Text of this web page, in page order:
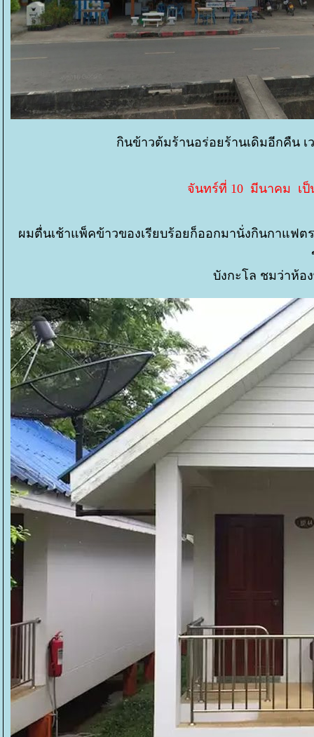
กินข้าวต้มร้านอร่อยร้านเดิมอีกคืน เ
จันทร์ที่ 10 มีนาคม เป็
ผมตื่นเช้าแพ็คข้าวของเรียบร้อยก็ออกมานั่งกินกาแฟ
บังกะโล ชมว่าห้อ